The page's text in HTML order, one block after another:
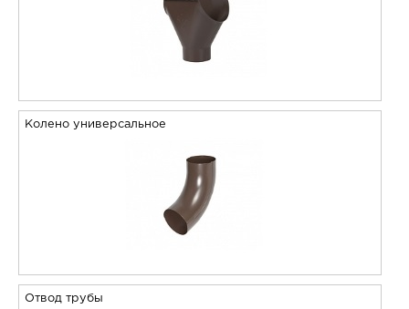
Колено универсальное
Отвод трубы